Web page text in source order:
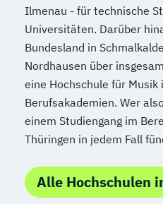
Ilmenau - für technische
Universitäten. Darüber
Bundesland in
Nordhausen über
eine Hochschule für Musik
Berufsakademien. Wer
einem Studiengang im
Thüringen in jedem Fall
Alle Hochschulen